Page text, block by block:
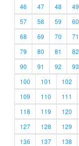
46
47 48 49
57
58 59 60
68
69 70 71
79
80 81 82
90
91 92 93
100
101 102
109
110 111
118
119 120
127
128 129
136
137 138